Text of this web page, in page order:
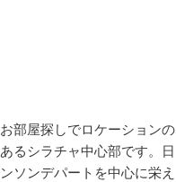
部屋探しでロケーションの
るシラチャ中心部です。日
ソンデパートを中心に栄え